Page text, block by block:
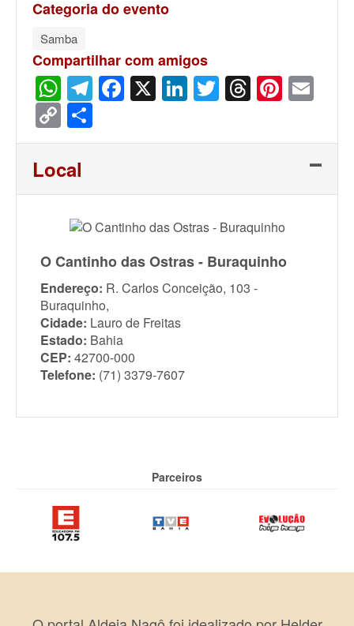
Categoria do evento
Samba
Compartilhar com amigos
WhatsApp
Telegram
Facebook
X LinkedIn
Twitter
Threads
Copy
Link
Local
O Cantinho das Ostras - Buraquinho
Endereço: R. Carlos Conceição, 103 -
Buraquinho,
Cidade: Lauro de Freitas
Estado: Bahia
CEP: 42700-000
Telefone: (71) 3379-7607
Parceiros